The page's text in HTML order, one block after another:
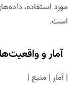
مورد استفاده،
است.
آمار و
| آمار | منبع |